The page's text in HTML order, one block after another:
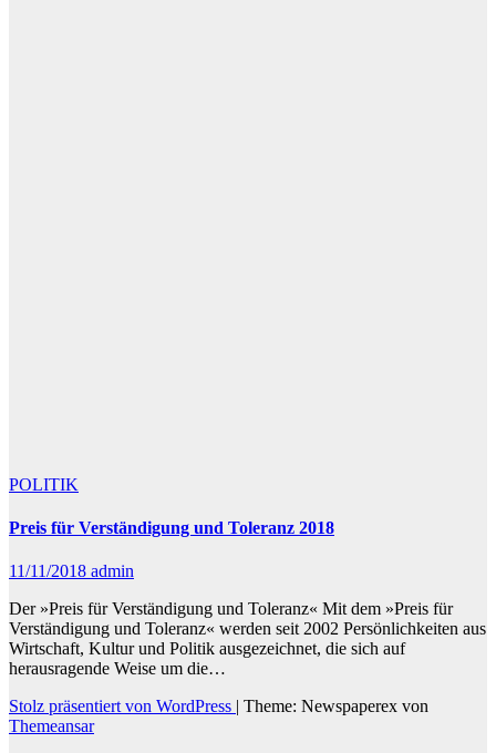
POLITIK
Preis für Verständigung und Toleranz 2018
11/11/2018 admin
Der »Preis für Verständigung und Toleranz« Mit dem »Preis für
Verständigung und Toleranz« werden seit 2002 Persönlichkeiten aus
Wirtschaft, Kultur und Politik ausgezeichnet, die sich auf
herausragende Weise um die…
Stolz präsentiert von WordPress | Theme: Newspaperex von
Themeansar